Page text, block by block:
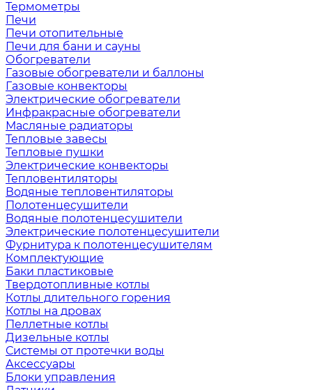
Термометры
Печи
Печи отопительные
Печи для бани и сауны
Обогреватели
Газовые обогреватели и баллоны
Газовые конвекторы
Электрические обогреватели
Инфракрасные обогреватели
Масляные радиаторы
Тепловые завесы
Тепловые пушки
Электрические конвекторы
Тепловентиляторы
Водяные тепловентиляторы
Полотенцесушители
Водяные полотенцесушители
Электрические полотенцесушители
Фурнитура к полотенцесушителям
Комплектующие
Баки пластиковые
Твердотопливные котлы
Котлы длительного горения
Котлы на дровах
Пеллетные котлы
Дизельные котлы
Системы от протечки воды
Аксессуары
Блоки управления